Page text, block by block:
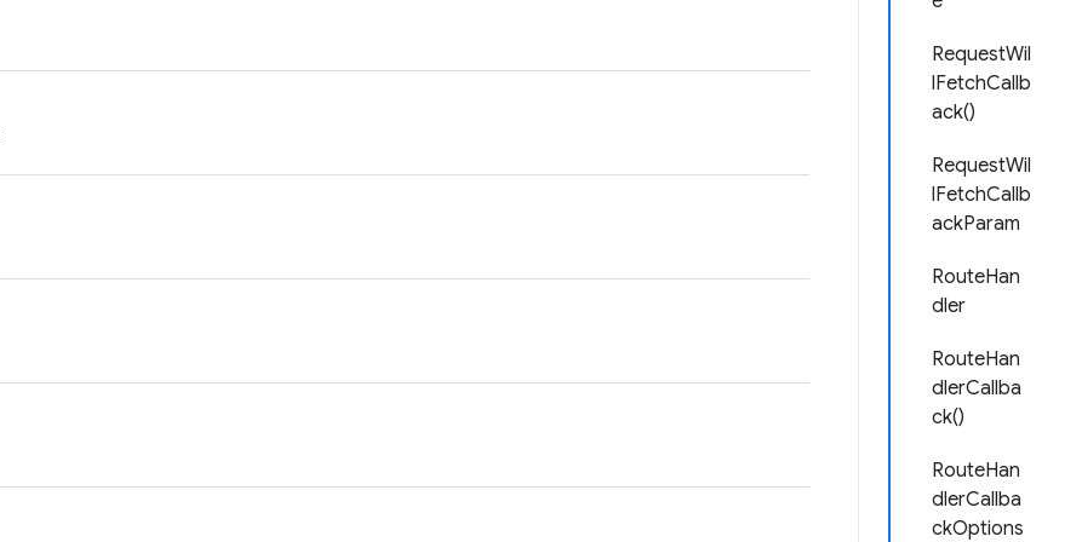
RequestWil
lFetchCallb
ack()
RequestWil
lFetchCallb
ackParam
RouteHan
dler
RouteHan
dlerCallba
ck()
RouteHan
dlerCallba
ckOptions